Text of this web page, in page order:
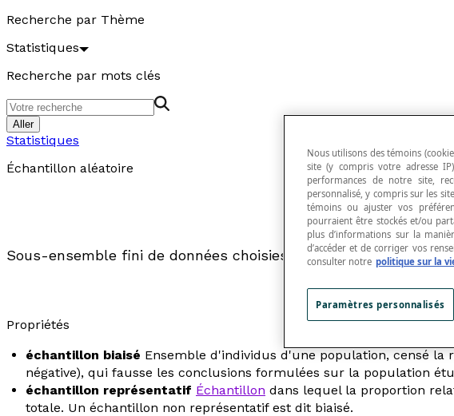
Recherche par Thème
Statistiques
Recherche par mots clés
Aller
Statistiques
Échantillon aléatoire
Sous-ensemble fini de données choisies aléatoirement
Propriétés
échantillon biaisé Ensemble d'individus d'une population, censé
négative), qui fausse les conclusions formulées sur la population
échantillon représentatif Échantillon dans lequel la proportion
totale. Un échantillon non représentatif est dit biaisé.
Nous utilisons des témoins
site (y compris votre adresse
performances de notre site,
personnalisé, y compris sur les
témoins ou ajuster vos
pourraient être stockés et/ou
plus d’informations sur la
d’accéder et de corriger vos
consulter notre politique sur la
Paramètres personnalisés